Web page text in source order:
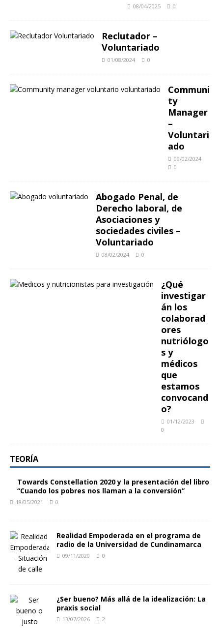
08/04/2025 0
Reclutador –
Voluntariado
01/08/2024 0
Communi
ty
Manager
–
Voluntari
ado
09/02/2024
0
Abogado Penal, de
Derecho laboral, de
Asociaciones y
sociedades civiles –
Voluntariado
08/02/2024 0
¿Qué
investigar
án los
colaborad
ores
nutriólogo
s y
médicos
que
estamos
convocand
o?
01/12/2023
0
TEORÍA
Towards Constellation 2020 y la presentación del libro
“Cuando los pobres nos llaman a la conversión”
18/05/2021 0
Realidad Empoderada en el programa de
radio de la Universidad de Cundinamarca
09/11/2020 0
¿Ser bueno? Más allá de la idealización: La
praxis social
13/07/2026 2